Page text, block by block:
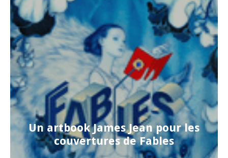
Un artbook James Jean pour les
couvertures de Fables